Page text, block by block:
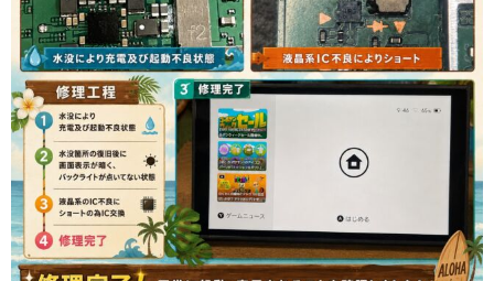
た！ありがとうございました！
2026/05/02
松戸市よりお越しのお客様のiPhone14Proの液晶交換をさせて頂きました！
ありがとうございました！
2026/05/01
松戸市よりお越しのお客様のiPhoneSE3のナノナインガラスコーティング
をさせて頂きました！ありがとうございました！
2026/05/01
柏市よりお越しのお客様のiPhone13Proのバッテリー交換をさせて頂きまし
た！ありがとうございました！
2026/05/01
柏市よりお越しのお客様のiPhone11Proの充電不良修理をさせて頂きまし
た！ありがとうございました！
2026/04/30
鎌ヶ谷市よりお越しのお客様のiPhone13のバッテリー交換をさせて頂きま